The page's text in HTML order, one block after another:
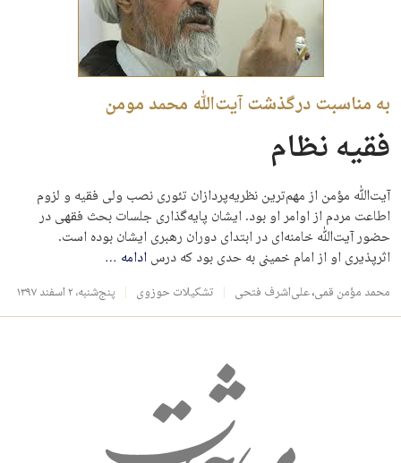
به مناسبت درگذشت آیت‌الله محمد مومن
فقیه نظام
آیت‌الله مؤمن از مهم‌ترین نظریه‌پردازان تئوری نصب ولی فقیه و لزوم
اطاعت مردم از اوامر او بود. ایشان پایه‌گذاری جلسات بحث فقهی در
حضور آیت‌الله خامنه‌ای در ابتدای دوران رهبری ایشان بوده است.
اثرپذیری او از امام خمینی به حدی بود که درسادامه …
محمد مؤمن قمی،علی‌اشرف فتحی تشکیلات حوزوی پنج‌شنبه، ۲ اسفند ۱۳۹۷